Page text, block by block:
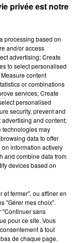
LESCAR" À
Lescar" à Lescar,
privée est notre
processing based on
and/or access
advertising; Create
to select personalised
content
or combinations
services; Create
personalised
security, prevent and
and content;
technologies may
data to offer
information actively
and combine data from
devices based on
et fermer", ou affiner en
"Gérer mes choix".
"Continuer sans
pour ce site. Vous
à tout
de chaque page.